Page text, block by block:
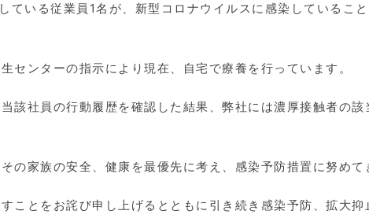
ている従業員1名が、新型コロナウイルスに感染しているこ
センターの指示により現在、自宅で療養を行っています。
該社員の行動履歴を確認した結果、弊社には濃厚接触者の該
の家族の安全、健康を最優先に考え、感染予防措置に努めて
ことをお詫び申し上げるとともに引き続き感染予防、拡大抑